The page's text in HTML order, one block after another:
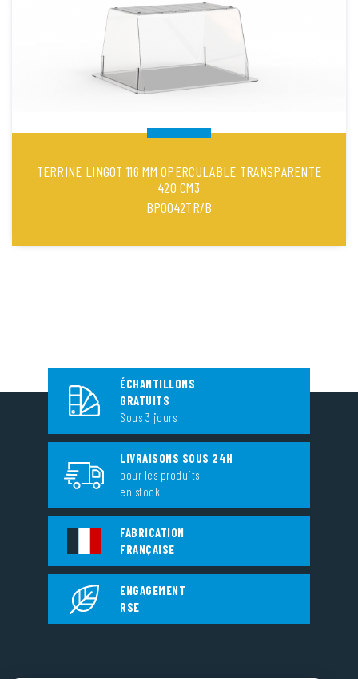
TERRINE LINGOT 116 MM OPERCULABLE TRANSPARENTE
420 CM3
BPO042TR/B
ÉCHANTILLONS
GRATUITS
Sous 3 jours
LIVRAISONS SOUS 24H
pour les produits
en stock
FABRICATION
FRANÇAISE
ENGAGEMENT
RSE